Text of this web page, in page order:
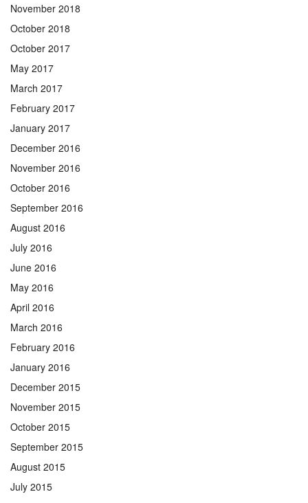
November 2018
October 2018
October 2017
May 2017
March 2017
February 2017
January 2017
December 2016
November 2016
October 2016
September 2016
August 2016
July 2016
June 2016
May 2016
April 2016
March 2016
February 2016
January 2016
December 2015
November 2015
October 2015
September 2015
August 2015
July 2015